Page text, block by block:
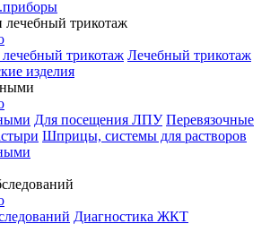
лечебный трикотаж
трикотаж Лечебный трикотаж
изделия
Для посещения ЛПУ Перевязочные
Шприцы, системы для растворов
Диагностика ЖКТ